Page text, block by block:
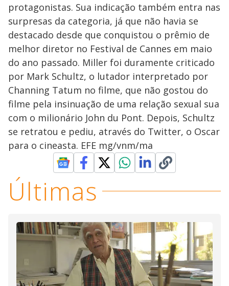
protagonistas. Sua indicação também entra nas
surpresas da categoria, já que não havia se
destacado desde que conquistou o prêmio de
melhor diretor no Festival de Cannes em maio
do ano passado. Miller foi duramente criticado
por Mark Schultz, o lutador interpretado por
Channing Tatum no filme, que não gostou do
filme pela insinuação de uma relação sexual sua
com o milionário John du Pont. Depois, Schultz
se retratou e pediu, através do Twitter, o Oscar
para o cineasta. EFE mg/vnm/ma
Últimas